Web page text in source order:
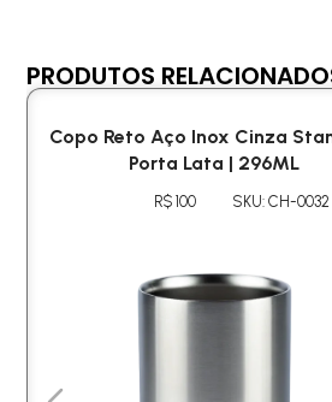
PRODUTOS
Copo Reto Aço Inox Cinza
Porta Lata | 296ML
R$ 100 SKU: CH-0032